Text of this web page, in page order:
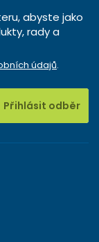
abyste jako
rady a
údajů.
Přihlásit odběr